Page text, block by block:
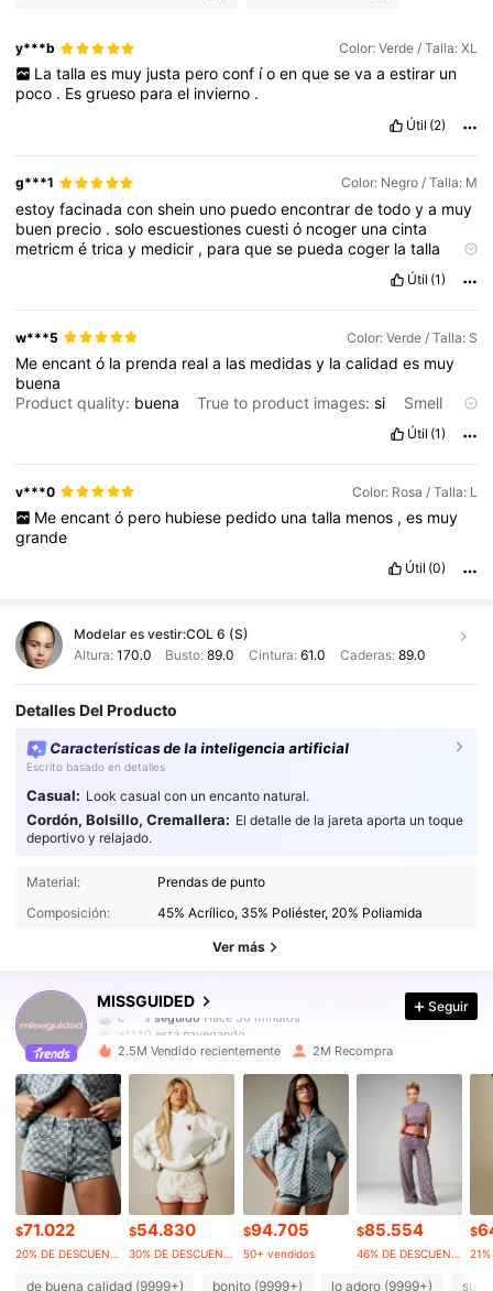
y***b Color: Verde / Talla: XL
La talla es muy justa pero conf ío en que se va a estirar un
poco . Esgrueso parael invierno .
Útil (2)
g***1 Color: Negro / Talla: M
estoyfacinadaconshein uno puedoencontrardetodoya muy
buen precio .soloescuestionescuestió ncoger unacinta
metricmétricay medicir , paraquese puedacoger latalla
gusta
.bello ,
facinada,increible,maximo,dalelikesitegustomi
comentario
Útil (1)
w***5 Color: Verde / Talla: S
Meencantó la prenda reala las medidasy lacalidades muy
buena
Product quality: buena True to product images:si
Smell
Útil (1)
v***0 Color: Rosa / Talla: L
Me encant ó pero hubiese pedido una talla menos , es muy
grande
Útil (0)
Modelar es vestir:COL 6 (S)
Altura: 170.0 Busto:89.0 Cintura: 61.0 Caderas: 89.0
Detalles Del Producto
Características de la inteligencia artificial
Escrito basado en detalles
Casual: Look casual con un encanto natural.
Cordón, Bolsillo, Cremallera: El detalle de la jareta aporta un toque
deportivo y relajado.
Material:
Prendas de punto
Composición:
45% Acrílico, 35% Poliéster, 20% Poliamida
Ver más
MISSGUIDED
4,88
a***0 está navegando
4,88
4,88 3M Seguidores
4,88 3M Seguidores
4,88 3M Seguidores
4,88 3M Seguidores
Seguir
2.5M Vendido recientemente 2M Recompra
$71.022
20% DE DESCUENTO
$54.830
30% DE DESCUENTO
$94.705
50+ vendidos
$85.554
46% DE DESCUENTO
$
de buena calidad (9999+) bonito (9999+) lo adoro (9999+)